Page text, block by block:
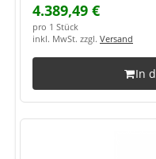
4.389,49 €
pro 1 Stück
inkl. MwSt. zzgl. Versand
In